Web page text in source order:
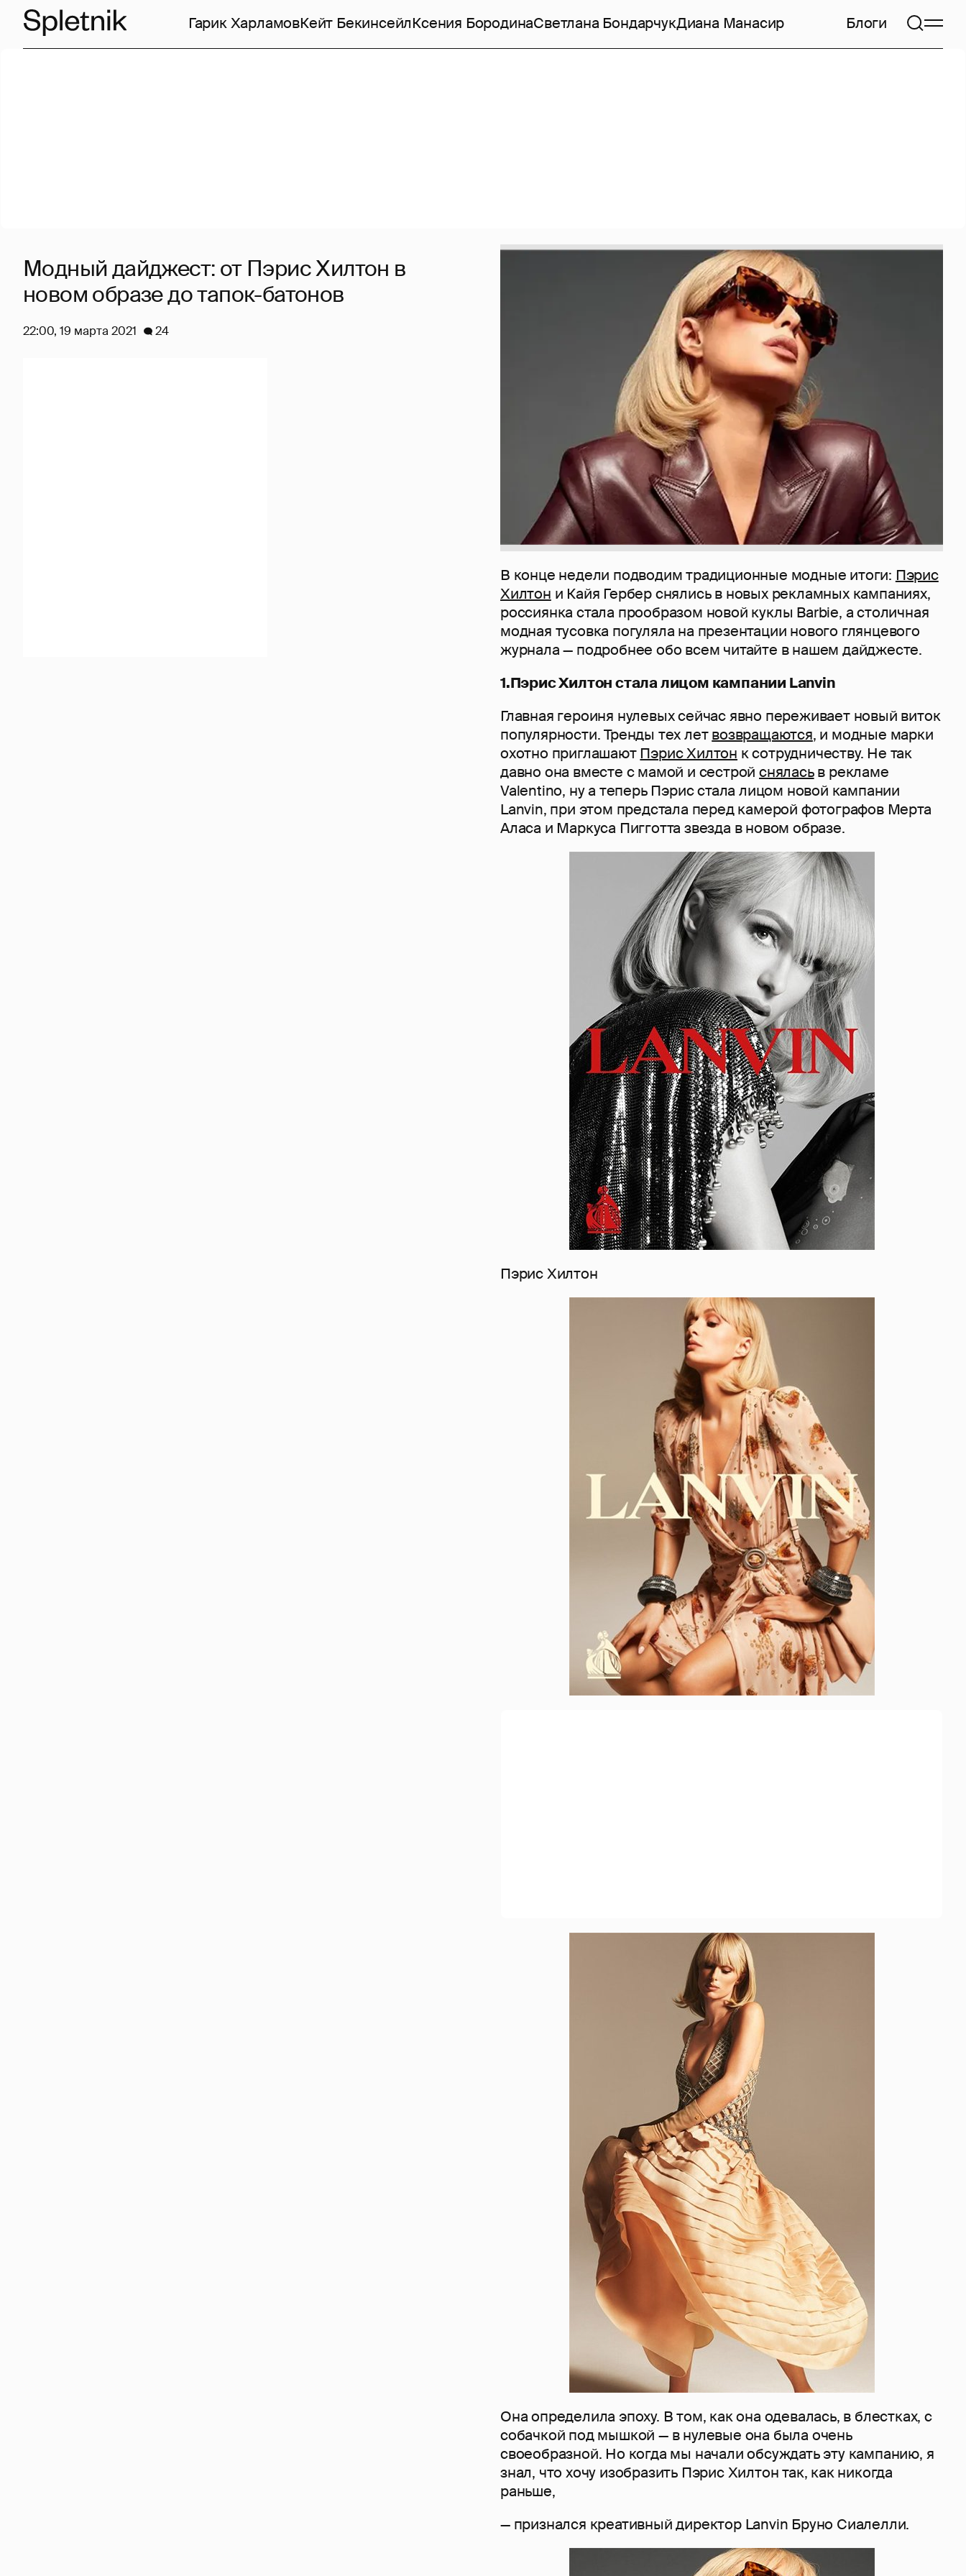
Гарик ХарламовКейт БекинсейлКсения БородинаСветлана БондарчукДиана Манасир Блоги
В конце недели подводим традиционные модные итоги: Пэрис
Хилтон и Кайя Гербер снялись в новых рекламных кампаниях,
россиянка стала прообразом новой куклы Barbie, а столичная
модная тусовка погуляла на презентации нового глянцевого
журнала — подробнее обо всем читайте в нашем дайджесте.
1.Пэрис Хилтон стала лицом кампании Lanvin
Главная героиня нулевых сейчас явно переживает новый виток
популярности. Тренды тех летвозвращаются, и модные марки
охотно приглашают Пэрис Хилтон к сотрудничеству. Не так
давно она вместе с мамой и сестрой сняласьв рекламе
Valentino, ну а теперь Пэрис стала лицом новой кампании
Lanvin, при этом предстала перед камерой фотографов Мерта
Аласа и Маркуса Пигготта звезда в новом образе.
Пэрис Хилтон
Она определила эпоху. В том, как она одевалась, в блестках, с
собачкой под мышкой — в нулевые она была очень
своеобразной. Но когда мы начали обсуждать эту кампанию, я
знал, что хочу изобразить Пэрис Хилтон так, как никогда
раньше,
— признался креативный директор Lanvin Бруно Сиалелли.
Модный дайджест: от Пэрис Хилтон в
новом образе до тапок-батонов
22:00, 19 марта 2021 24